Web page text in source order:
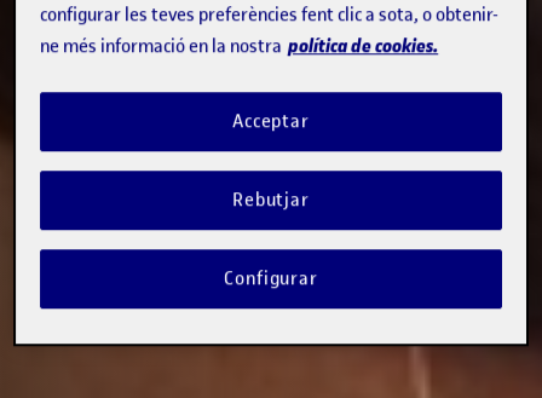
configurar les teves preferències fent clic a sota, o obtenir-
ne més informació en la nostra política de cookies.
Rebutjar
Acceptar
Configurar